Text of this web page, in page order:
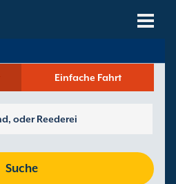
Einfache Fahrt
Suche